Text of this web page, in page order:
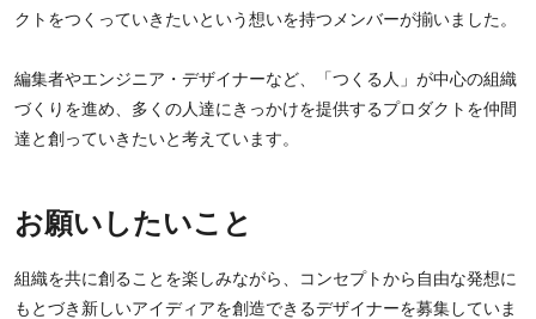
クトをつくっていきたいという想いを持つメンバーが揃いました。
編集者やエンジニア・デザイナーなど、「つくる人」が中心の組織
づくりを進め、多くの人達にきっかけを提供するプロダクトを仲間
達と創っていきたいと考えています。
お願いしたいこと
組織を共に創ることを楽しみながら、コンセプトから自由な発想に
もとづき新しいアイディアを創造できるデザイナーを募集していま